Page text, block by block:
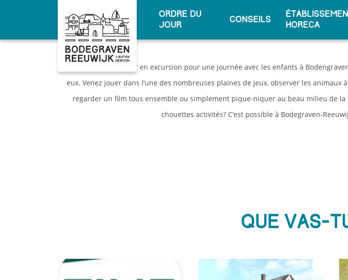
ordre du
jour
conseils
horeca
Vous avez envie partir en excursion pour une journée avec les enfants à
eux. Venez jouer dans l’une des nombreuses plaines de jeux, observer les
regarder un film tous ensemble ou simplement pique-niquer au beau milieu de la
chouettes activités? C’est possible à Bodegraven-
Que vas-